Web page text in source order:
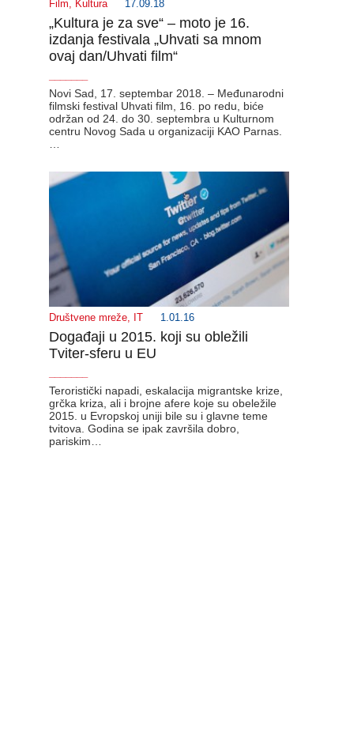
Film, Kultura 17.09.18
„Kultura je za sve“ – moto je 16.
izdanja festivala „Uhvati sa mnom
ovaj dan/Uhvati film“
Novi Sad, 17. septembar 2018. – Međunarodni
filmski festival Uhvati film, 16. po redu, biće
održan od 24. do 30. septembra u Kulturnom
centru Novog Sada u organizaciji KAO Parnas.
Društvene mreže, 1.01.16
Događaji u 2015. koji su obležili
Tviter-sferu u EU
Teroristički napadi, eskalacija migrantske krize,
grčka kriza, ali i brojne afere koje su obeležile
2015. u Evropskoj uniji bile su i glavne teme
tvitova. Godina se ipak završila dobro,
pariskim…